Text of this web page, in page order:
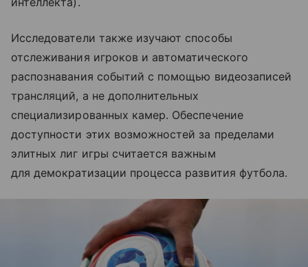
Исследователи также изучают способы
отслеживания игроков и автоматического
распознавания событий с помощью видеозаписей
трансляций, а не дополнительных
специализированных камер. Обеспечение
доступности этих возможностей за пределами
элитных лиг игры считается важным
для демократизации процесса развития футбола.